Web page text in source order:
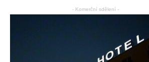
- Komerční sdělení -